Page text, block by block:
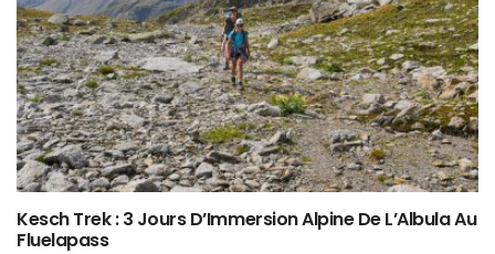
Kesch Trek : 3 Jours D’Immersion Alpine De L’Albula Au
Fluelapass